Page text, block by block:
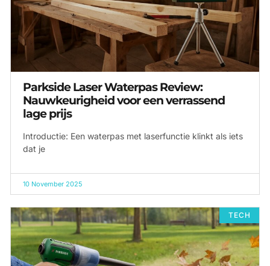
Parkside Laser Waterpas Review:
Nauwkeurigheid voor een verrassend
lage prijs
Introductie: Een waterpas met laserfunctie klinkt als iets
dat je
10 November 2025
TECH